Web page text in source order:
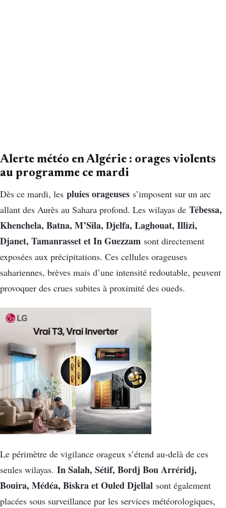
Alerte météo en Algérie : orages violents
au programme ce mardi
Dès ce mardi, les pluies orageuses s’imposent sur un arc
allant des Aurès au Sahara profond. Les wilayas de Tébessa,
Khenchela, Batna, M’Sila, Djelfa, Laghouat, Illizi,
Djanet, Tamanrasset et In Guezzam sont directement
exposées aux précipitations. Ces cellules orageuses
sahariennes, brèves mais d’une intensité redoutable, peuvent
provoquer des crues subites à proximité des oueds.
Le périmètre de vigilance orageux s’étend au-delà de ces
seules wilayas. In Salah, Sétif, Bordj Bou Arréridj,
Bouira, Médéa, Biskra et Ouled Djellal sont également
placées sous surveillance par les services météorologiques,